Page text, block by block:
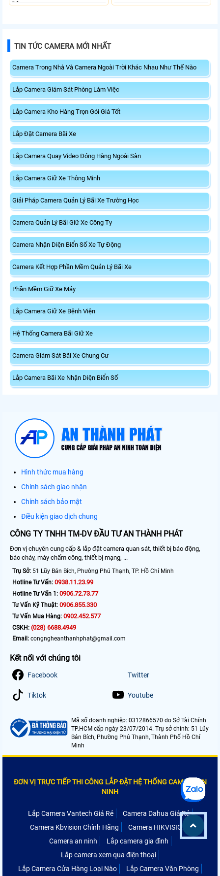
Động.
TIN TỨC CAMERA MỚI NHẤT
Camera Trong Nhà Và Camera Ngoài Trời Khác Nhau Như Thế Nào
Lắp Camera Giám Sát Phòng Làm Việc
Lắp Camera Kho Hàng Trọn Gói Giá Tốt
Lắp Đặt Camera Bãi Xe
Lắp Camera Quay Video Đóng Hàng Ngoài Sàn
Lắp Camera Giữ Xe Thông Minh
Giải Pháp Camera Quản Lý Bãi Xe Trường Học
Camera Quản Lý Bãi Giữ Xe Công Ty
Camera Nhận Diện Biển Số Xe Tự Động
Camera Kết Hợp Phần Mềm Quản Lý Bãi Xe
Phần Mềm Giữ Xe Máy
Lắp Camera Giữ Xe Bệnh Viện
Hệ Thống Camera Bãi Giữ Xe
Camera Giám Sát Bãi Xe Chung Cư
Lắp Camera Bãi Xe Nhận Diện Biển Số
Hình thức mua hàng
Chính sách giao nhận
Chính sách bảo mật
Điều kiện giao dịch chung
CÔNG TY TNHH TM-DV ĐẦU TƯ AN THÀNH PHÁT
Đơn vị chuyên cung cấp & lắp đặt camera quan sát, thiết bị báo động,
báo cháy, máy chấm công, thiết bị mạng, ...
Trụ Sở: 51 Lũy Bán Bích, Phường Phú Thạnh, TP. Hồ Chí Minh
Hotline Tư Vấn: 0938.11.23.99
Hotline Tư Vấn 1: 0906.72.73.77
Tư Vấn Kỹ Thuật: 0906.855.330
Tư Vấn Mua Hàng: 0902.452.577
CSKH: (028) 6688.4949
Email: congngheanthanhphat@gmail.com
Kết nối với chúng tôi
Facebook Twitter
Tiktok Youtube
Mã số doanh nghiệp: 0312866570 do Sở Tài Chính
TP.HCM cấp ngày 23/07/2014. Trụ sở chính: 51 Lũy
Bán Bích, Phường Phú Thạnh, Thành Phố Hồ Chí
Minh
ĐƠN VỊ TRỰC TIẾP THI CÔNG LẮP ĐẶT HỆ THỐNG CAMERA AN
NINH
Lắp Camera Vantech Giá Rẻ
Camera Dahua Giá Rẻ
Camera Kbvision Chính Hãng
Camera HIKVISION
Camera an ninh
Lắp camera gia đình
Lắp camera xem qua điện thoại
Lắp Camera Cửa Hàng Loại Nào
Lắp Camera Văn Phòng